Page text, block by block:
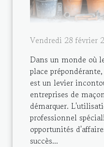
Vendredi 28 février
Dans un monde où
place
est un levier
entreprises de
démarquer.
professionnel
opportunités
succès...